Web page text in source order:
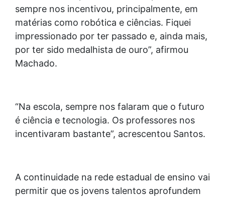
sempre nos incentivou, principalmente, em
matérias como robótica e ciências. Fiquei
impressionado por ter passado e, ainda mais,
por ter sido medalhista de ouro”, afirmou
Machado.
“Na escola, sempre nos falaram que o futuro
é ciência e tecnologia. Os professores nos
incentivaram bastante”, acrescentou Santos.
A continuidade na rede estadual de ensino vai
permitir que os jovens talentos aprofundem